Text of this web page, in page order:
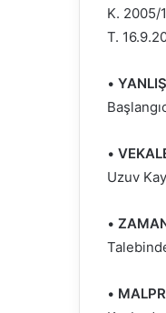
K. 2005/
T.
•
•
Uzuv
•
•